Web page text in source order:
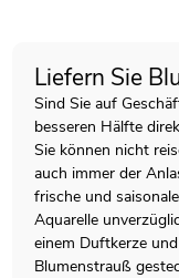
Liefern Sie
Sind Sie auf
besseren Hälfte
Sie können nicht
auch immer der
frische und
Aquarelle
einem Duftkerze
Blumenstrauß